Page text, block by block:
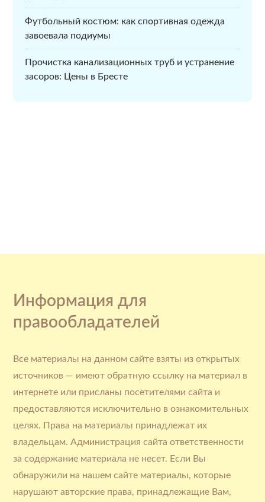
Футбольный костюм: как спортивная одежда
завоевала подиумы
Прочистка канализационных труб и устранение
засоров: Цены в Бресте
Информация для
правообладателей
Все материалы на данном сайте взяты из открытых
источников — имеют обратную ссылку на материал в
интернете или присланы посетителями сайта и
предоставляются исключительно в ознакомительных
целях. Права на материалы принадлежат их
владельцам. Администрация сайта ответственности
за содержание материала не несет. Если Вы
обнаружили на нашем сайте материалы, которые
нарушают авторские права, принадлежащие Вам,